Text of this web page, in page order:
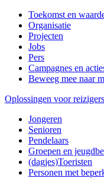
Toekomst en
Organisatie
Projecten
Jobs
Pers
Campagnes en
Beweeg mee naar
Oplossingen voor reizigers
Jongeren
Senioren
Pendelaars
Groepen en
(dagjes)Toeristen
Personen met